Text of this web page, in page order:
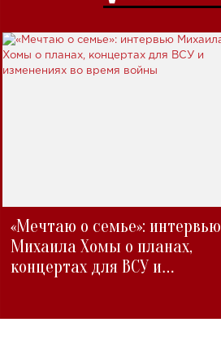
«Мечтаю о семье»: интервью
Михаила Хомы о планах,
концертах для ВСУ и